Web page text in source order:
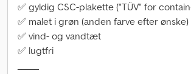
✅ gyldig CSC-plakette ("TÜV" for
✅ malet i grøn (anden farve efter ønske)
✅ vind- og vandtæt
✅ lugtfri